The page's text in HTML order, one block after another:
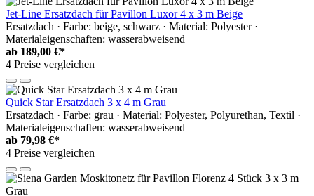
Jet-Line Ersatzdach für Pavillon Luxor 4 x 3 m Beige
Ersatzdach · Farbe: beige, schwarz · Material: Polyester ·
Materialeigenschaften: wasserabweisend
ab 189,00 €*
4 Preise vergleichen
Quick Star Ersatzdach 3 x 4 m Grau
Ersatzdach · Farbe: grau · Material: Polyester, Polyurethan, Textil ·
Materialeigenschaften: wasserabweisend
ab 79,98 €*
4 Preise vergleichen